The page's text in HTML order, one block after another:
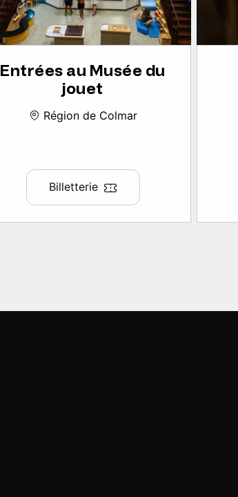
Entrées au Musée du
jouet
Région de Colmar
Billetterie